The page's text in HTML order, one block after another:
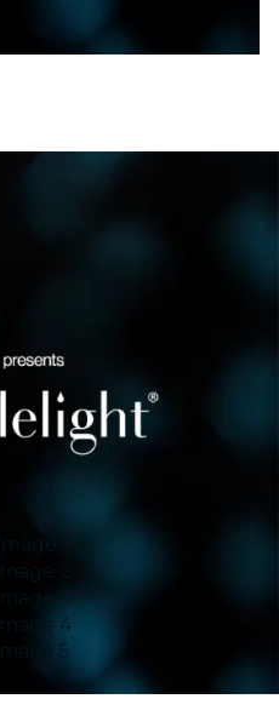
Image 1
Image 2
Image 3
Image 4
Image 5